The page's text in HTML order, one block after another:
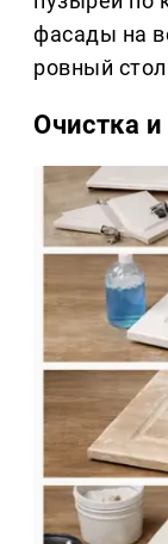
фасады на
ровный
Очистка